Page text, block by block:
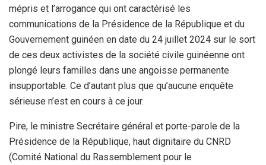
mépris et l’arrogance qui ont caractérisé les
communications de la Présidence de la République et du
Gouvernement guinéen en date du 24 juillet 2024 sur le sort
de ces deux activistes de la société civile guinéenne ont
plongé leurs familles dans une angoisse permanente
insupportable. Ce d’autant plus que qu’aucune enquête
sérieuse n’est en cours à ce jour.
Pire, le ministre Secrétaire général et porte-parole de la
Présidence de la République, haut dignitaire du CNRD
(Comité National du Rassemblement pour le